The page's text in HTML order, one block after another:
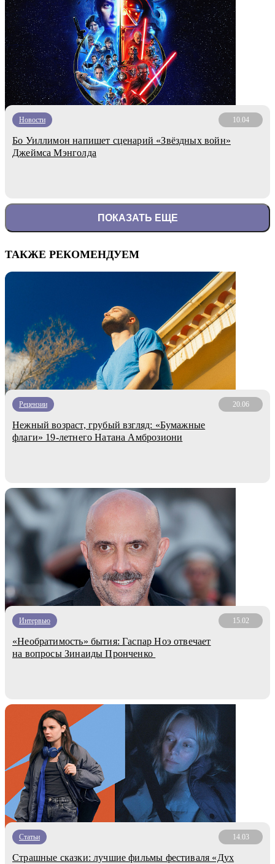
Новости 10.04
Бо Уиллимон напишет сценарий «Звёздных войн»
Джеймса Мэнголда
ПОКАЗАТЬ ЕЩЕ
ТАКЖЕ РЕКОМЕНДУЕМ
Рецензии 20.06
Нежный возраст, грубый взгляд: «Бумажные
флаги» 19-летнего Натана Амброзиони
Интервью 15.02
«Необратимость» бытия: Гаспар Ноэ отвечает
на вопросы Зинаиды Пронченко
Статьи 14.03
Страшные сказки: лучшие фильмы фестиваля «Дух